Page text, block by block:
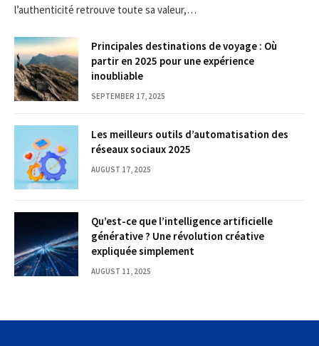
l’authenticité retrouve toute sa valeur,…
Principales destinations de voyage : Où
partir en 2025 pour une expérience
inoubliable
SEPTEMBER 17, 2025
Les meilleurs outils d’automatisation des
réseaux sociaux 2025
AUGUST 17, 2025
Qu’est-ce que l’intelligence artificielle
générative ? Une révolution créative
expliquée simplement
AUGUST 11, 2025